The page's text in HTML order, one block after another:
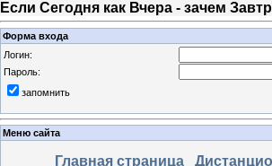
Если Сегодня как Вчера - зачем
Форма входа
Логин:
Пароль:
запомнить
Меню сайта
Главная страница